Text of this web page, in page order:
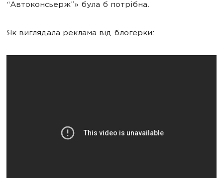
“Автоконсьерж”» була б потрібна.
Як виглядала реклама від блогерки: